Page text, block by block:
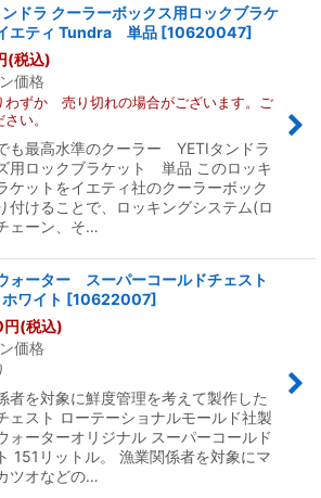
ドラ クーラーボックス用ロックブラケ
エティ Tundra 単品 [10620047]
(税込)
価格
わずか 売り切れの場合がございます。ご
い。
も最高水準のクーラー YETIタンドラ
用ロックブラケット 単品 このロッキ
ケットをイエティ社のクーラーボック
付けることで、ロッキングシステム(ロ
ェーン、そ…
ォーター スーパーコールドチェスト
ワイト [10622007]
円(税込)
価格
者を対象に鮮度管理を考えて製作した
ェスト ローテーショナルモールド社製
ォーターオリジナル スーパーコールド
151リットル。 漁業関係者を対象にマ
ツオなどの…